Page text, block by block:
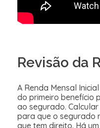
Revisão da
A Renda Mensal
do primeiro benefício
ao segurado.
para que o segurado
que tem direito. Há